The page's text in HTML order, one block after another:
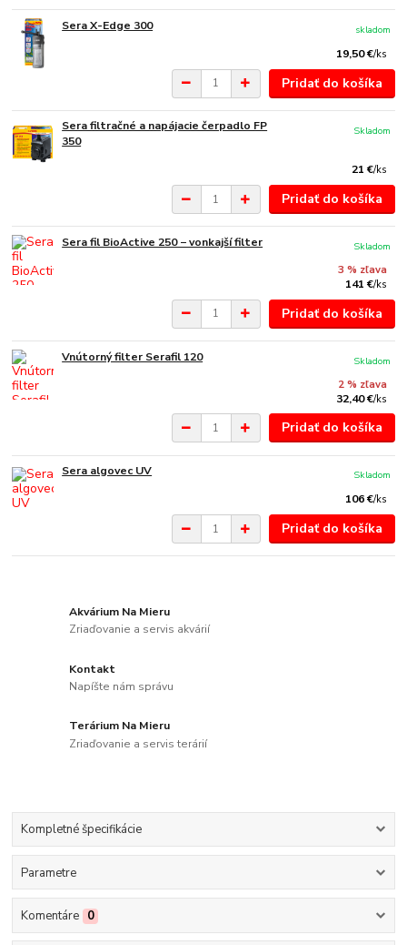
Sera X-Edge 300
19,50 €/ks
skladom
Pridať do košíka
Sera filtračné a napájacie čerpadlo FP
350
21 €/ks
Skladom
Pridať do košíka
Sera fil BioActive 250 − vonkajší filter
3 % zľava
141 €/ks
Skladom
Pridať do košíka
Vnútorný filter Serafil 120
2 % zľava
32,40 €/ks
Skladom
Pridať do košíka
Sera algovec UV
106 €/ks
Skladom
Pridať do košíka
Akvárium Na Mieru
Zriaďovanie a servis akvárií
Kontakt
Napíšte nám správu
Terárium Na Mieru
Zriaďovanie a servis terárií
Kompletné špecifikácie
Parametre
Komentáre 0